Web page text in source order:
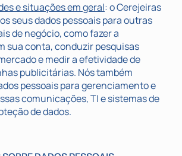
e situações em geral: o Cerejeiras
seus dados pessoais para outras
de negócio, como fazer a
sua conta, conduzir pesquisas
e medir a efetividade de
publicitárias. Nós também
pessoais para gerenciamento e
comunicações, TI e sistemas de
de dados.